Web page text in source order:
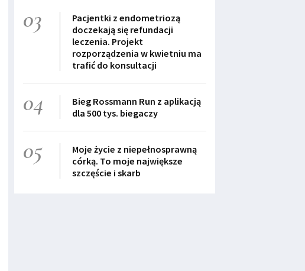
03
Pacjentki z endometriozą
doczekają się refundacji
leczenia. Projekt
rozporządzenia w kwietniu ma
trafić do konsultacji
04
Bieg Rossmann Run z aplikacją
dla 500 tys. biegaczy
05
Moje życie z niepełnosprawną
córką. To moje największe
szczęście i skarb